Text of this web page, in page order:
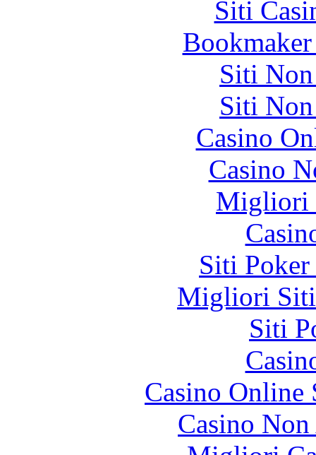
Siti
Siti
Siti
Casino
Casino
Migliori
Siti
Migliori Siti
Siti
Casino
Casino